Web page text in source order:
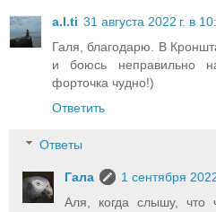
a.l.ti 31 августа 2022 г. в
Галя, благодарю. В
и боюсь неправильно
форточка чудно!)
Ответить
Ответы
Гала
1 сентября
Аля, когда слышу, что